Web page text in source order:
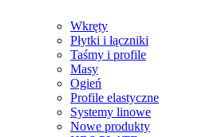
Wkręty
Płytki i łączniki
Taśmy i profile
Masy
Ogień
Profile elastyczne
Systemy linowe
Nowe produkty